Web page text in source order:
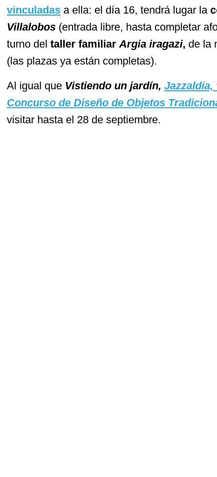
vinculadas a ella: el día 16, tendrá lugar la
Villalobos (entrada libre, hasta completar
turno del taller familiarArgia iragazi, de la
(las plazas ya están completas).
Al igual que Vistiendo un jardín,
Concurso de Diseño de Objetos
visitar hasta el 28 de septiembre.